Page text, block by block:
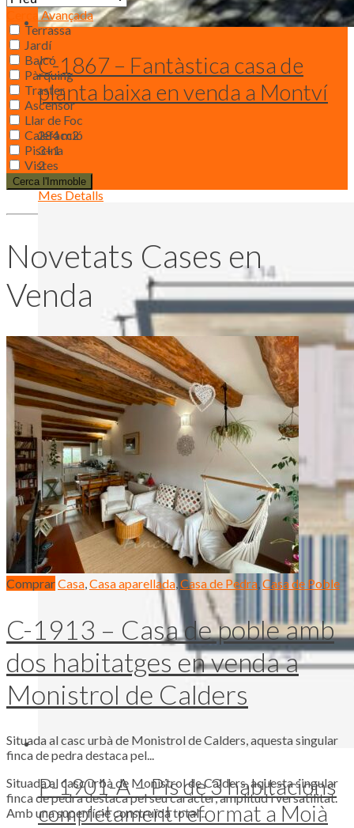
C-1867 – Fantàstica casa de
planta baixa en venda a Montví
284 m2
3+1
2
393.000 €
Mes Detalls
P-1901-A – Pis de 3 habitacions
completament reformat a Moià
Cerca Avançada
Terrassa
Jardí
Balcó
Pàrquing
Traster
Ascensor
Llar de Foc
Calefacció
Piscina
Vistes
Cerca l'Immoble
Novetats Cases en
Venda
ComprarCasa Casa aparellada,Casa de Pedra Casa de Poble
C-1913 – Casa de poble amb
dos habitatges en venda a
Monistrol de Calders
Situada al casc urbà de Monistrol de Calders, aquesta singular
finca de pedra destaca pel...
Situada al casc urbà de Monistrol de Calders, aquesta singular
finca de pedra destaca pel seu caràcter, amplitud i versatilitat.
Amb una superfície construïda total...